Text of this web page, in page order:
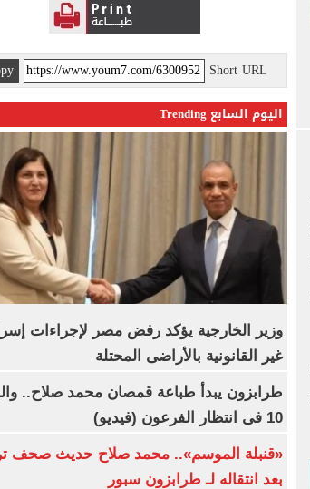
Short URL
اليوم السابع Trending
وزير الخارجية يؤكد رفض مصر لإجراءات
غير القانونية بالأراضى المحتلة
طرابزون يبدأ طباعة قمصان محمد صلاح..
10 فى انتظار الفرعون (فيديو)
«قنبلة الموسم».. محمد صلاح حديث صحف
بعد انتقاله لـ طرابزون سبور